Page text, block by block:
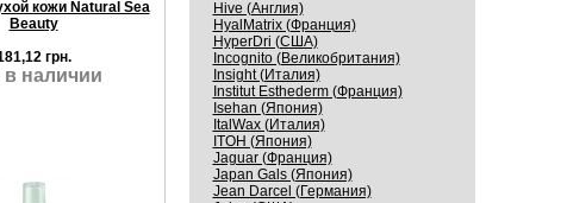
кожи Natural Sea
Beauty
грн.
в наличии
Hive (Англия)
HyalMatrix (Франция)
HyperDri (США)
Incognito (Великобритания)
Insight (Италия)
Institut Esthederm (Франция)
Isehan (Япония)
ItalWax (Италия)
ITOH (Япония)
Jaguar (Франция)
Japan Gals (Япония)
Jean Darcel (Германия)